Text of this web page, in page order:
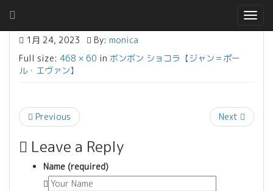
1月 24, 2023
By: monica
Full size: 468 × 60 in ボンボン ショコラ【ジャン＝ポー
ル・エヴァン】
Previous Next
Leave a Reply
Name (required)